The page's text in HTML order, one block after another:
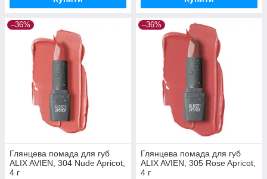
–36%
Глянцева помада для губ
ALIX AVIEN, 304 Nude Apricot,
4 г
–36%
Глянцева помада для губ
ALIX AVIEN, 305 Rose Apricot,
4 г